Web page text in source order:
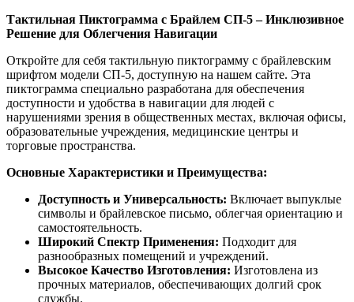
Тактильная Пиктограмма с Брайлем СП-5 – Инклюзивное
Решение для Облегчения Навигации
Откройте для себя тактильную пиктограмму с брайлевским
шрифтом модели СП-5, доступную на нашем сайте. Эта
пиктограмма специально разработана для обеспечения
доступности и удобства в навигации для людей с
нарушениями зрения в общественных местах, включая офисы,
образовательные учреждения, медицинские центры и
торговые пространства.
Основные Характеристики и Преимущества:
Доступность и Универсальность: Включает выпуклые
символы и брайлевское письмо, облегчая ориентацию и
самостоятельность.
Широкий Спектр Применения: Подходит для
разнообразных помещений и учреждений.
Высокое Качество Изготовления: Изготовлена из
прочных материалов, обеспечивающих долгий срок
службы.